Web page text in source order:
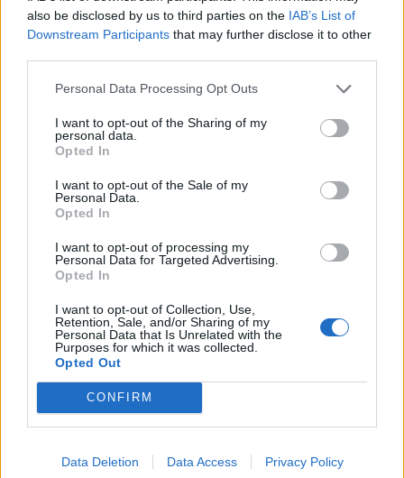
also be disclosed by us to third parties on the IAB’s List of
Downstream Participants that may further disclose it to other
Personal Data Processing Opt Outs
I want to opt-out of the Sharing of my
personal data.
Opted In
I want to opt-out of the Sale of my
Personal Data.
Opted In
I want to opt-out of processing my
Personal Data for Targeted Advertising.
Opted In
I want to opt-out of Collection, Use,
Retention, Sale, and/or Sharing of my
Personal Data that Is Unrelated with the
Purposes for which it was collected.
Opted Out
CONFIRM
Data Deletion Data Access Privacy Policy